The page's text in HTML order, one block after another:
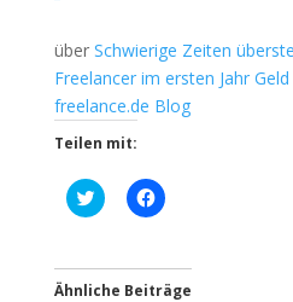
über Schwierige Zeiten
Freelancer im ersten Jahr
freelance.de Blog
Teilen mit:
K
l
,
u
K
l
,
u
Ähnliche Beiträge